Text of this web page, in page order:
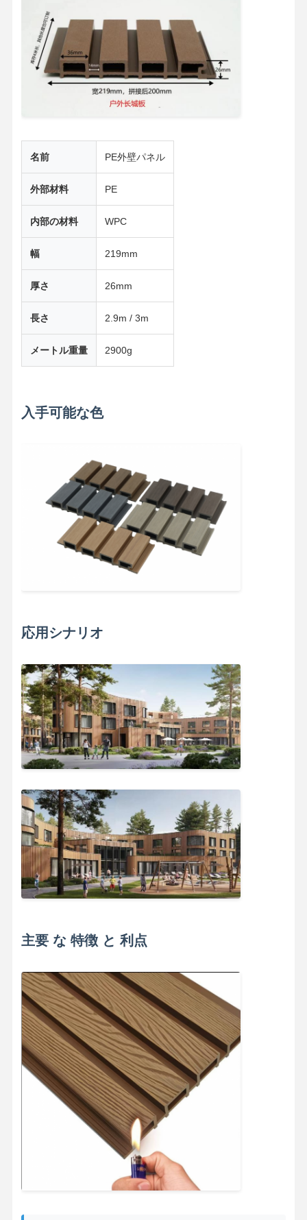
竹繊維壁パネル
音響の壁パネル
ポーセリンウォールパネル
SPCウォールパネル
名前 PE外壁パネル
外部材料 PE
内部の材料 WPC
幅 219mm
厚さ 26mm
長さ 2.9m / 3m
メートル重量 2900g
入手可能な色
応用シナリオ
主要 な 特徴 と 利点